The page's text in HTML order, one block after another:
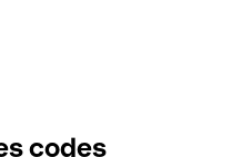
codes